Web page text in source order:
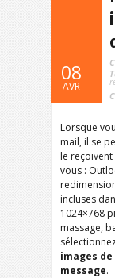
08
AVR
Lorsque
mail, il se
le
vous :
incluses
1024×768
massage,
images
message.